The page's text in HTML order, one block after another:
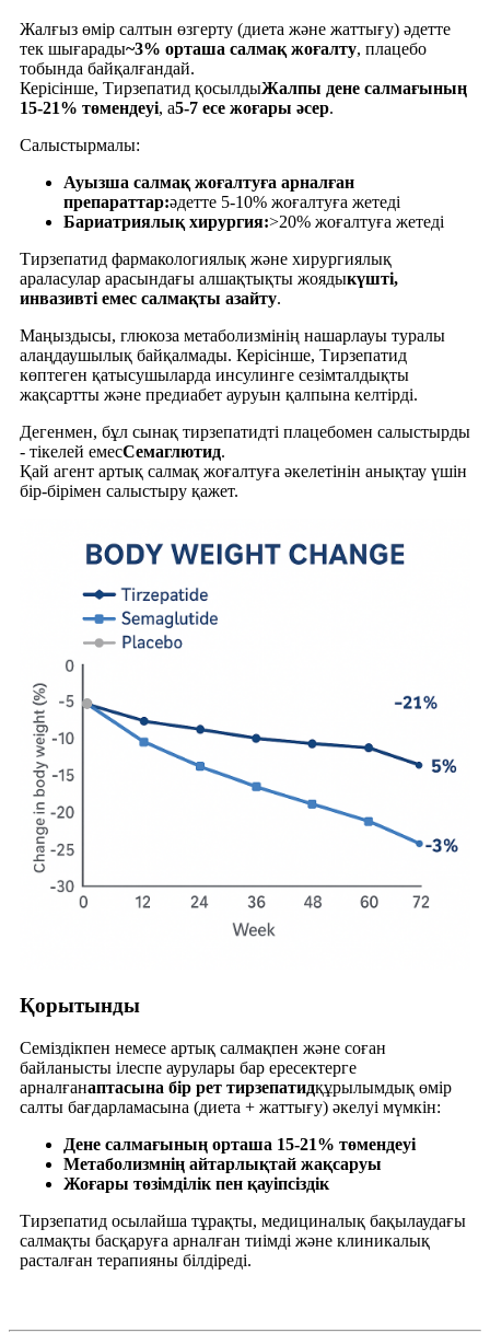
Жалғыз өмір салтын өзгерту (диета және жаттығу) әдетте
тек шығарады~3% орташа салмақ жоғалту, плацебо
тобында байқалғандай.
Керісінше, Тирзепатид қосылдыЖалпы дене салмағының
15-21% төмендеуі, a5-7 есе жоғары әсер.
Салыстырмалы:
Ауызша салмақ жоғалтуға арналған
препараттар:әдетте 5-10% жоғалтуға жетеді
Бариатриялық хирургия:>20% жоғалтуға жетеді
Тирзепатид фармакологиялық және хирургиялық
араласулар арасындағы алшақтықты жоядыкүшті,
инвазивті емес салмақты азайту.
Маңыздысы, глюкоза метаболизмінің нашарлауы туралы
алаңдаушылық байқалмады. Керісінше, Тирзепатид
көптеген қатысушыларда инсулинге сезімталдықты
жақсартты және предиабет ауруын қалпына келтірді.
Дегенмен, бұл сынақ тирзепатидті плацебомен салыстырды
- тікелей емесСемаглютид.
Қай агент артық салмақ жоғалтуға әкелетінін анықтау үшін
бір-бірімен салыстыру қажет.
Қорытынды
Семіздікпен немесе артық салмақпен және соған
байланысты ілеспе аурулары бар ересектерге
арналғанаптасына бір рет тирзепатидқұрылымдық өмір
салты бағдарламасына (диета + жаттығу) әкелуі мүмкін:
Дене салмағының орташа 15-21% төмендеуі
Метаболизмнің айтарлықтай жақсаруы
Жоғары төзімділік пен қауіпсіздік
Тирзепатид осылайша тұрақты, медициналық бақылаудағы
салмақты басқаруға арналған тиімді және клиникалық
расталған терапияны білдіреді.